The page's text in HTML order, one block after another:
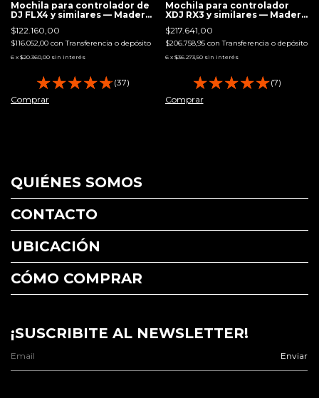
Mochila para controlador de
DJ FLX4 y similares — Madero
$122.160,00
$116.052,00 con Transferencia o depósito
6 x $20.360,00 sin interés
(37)
Comprar
Mochila para controlador
XDJ RX3 y similares — Madero
$217.641,00
$206.758,95 con Transferencia o depósito
6 x $36.273,50 sin interés
(7)
Comprar
QUIÉNES SOMOS
CONTACTO
UBICACIÓN
CÓMO COMPRAR
¡SUSCRIBITE AL NEWSLETTER!